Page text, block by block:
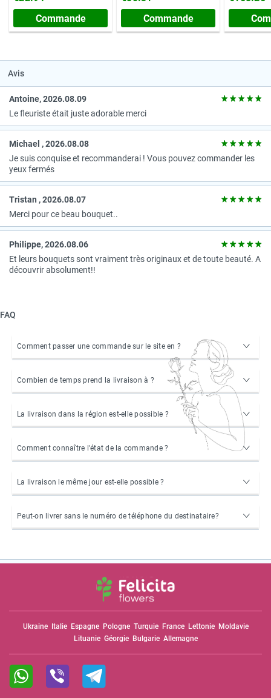
Commande
Commande
Avis
Antoine, 2026.08.09
Le fleuriste était juste adorable merci
Michael , 2026.08.08
Je suis conquise et recommanderai ! Vous pouvez commander les
yeux fermés
Tristan , 2026.08.07
Merci pour ce beau bouquet..
Рhilippe, 2026.08.06
Et leurs bouquets sont vraiment très originaux et de toute beauté. A
découvrir absolument!!
FAQ
Comment passer une commande sur le site en ?
Combien de temps prend la livraison à ?
La livraison dans la région est-elle possible ?
Comment connaître l'état de la commande ?
La livraison le même jour est-elle possible ?
Peut-on livrer sans le numéro de téléphone du destinataire?
Ukraine Italie Espagne Pologne Turquie France Lettonie
Moldavie
Lituanie Géorgie Bulgarie Allemagne